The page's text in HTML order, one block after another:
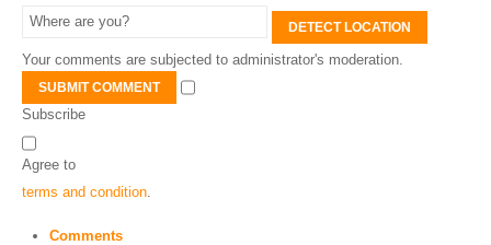
DETECT LOCATION
Your comments are subjected to administrator's moderation.
SUBMIT COMMENT
Subscribe
Agree to
terms and condition
Comments